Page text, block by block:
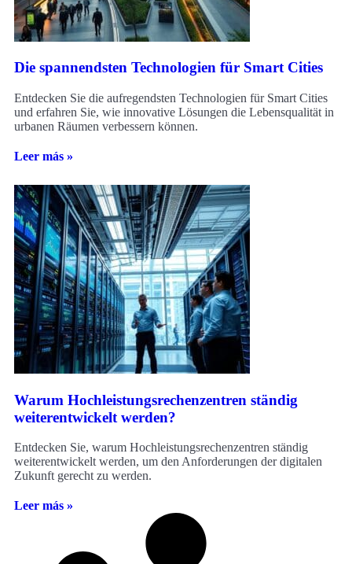
Die spannendsten Technologien für Smart Cities
Entdecken Sie die aufregendsten Technologien für Smart Cities
und erfahren Sie, wie innovative Lösungen die Lebensqualität in
urbanen Räumen verbessern können.
Leer más »
Warum Hochleistungsrechenzentren ständig
weiterentwickelt werden?
Entdecken Sie, warum Hochleistungsrechenzentren ständig
weiterentwickelt werden, um den Anforderungen der digitalen
Zukunft gerecht zu werden.
Leer más »